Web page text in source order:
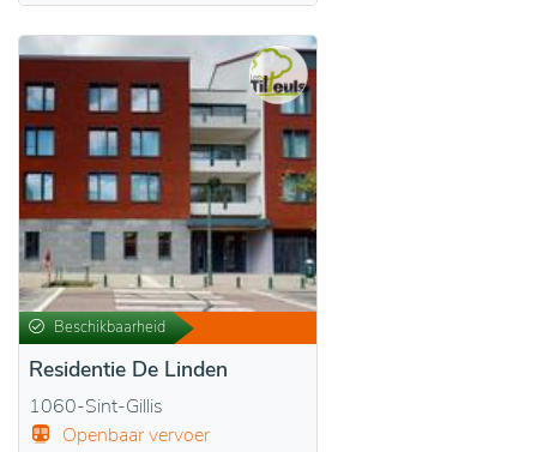
Beschikbaarheid
Residentie De Linden
1060-Sint-Gillis
Openbaar vervoer